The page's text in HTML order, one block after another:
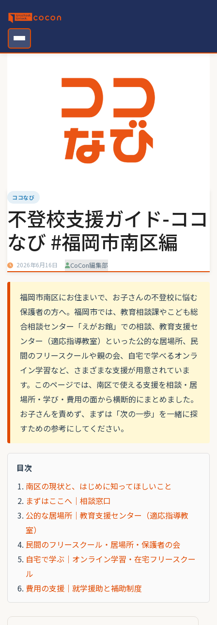
content
ココなび
不登校支援ガイド-ココ
なび #福岡市南区編
2026年6月16日 CoCon編集部
福岡市南区にお住まいで、お子さんの不登校に悩む
保護者の方へ。福岡市では、教育相談課やこども総
合相談センター「えがお館」での相談、教育支援セ
ンター（適応指導教室）といった公的な居場所、民
間のフリースクールや親の会、自宅で学べるオンラ
イン学習など、さまざまな支援が用意されていま
す。このページでは、南区で使える支援を相談・居
場所・学び・費用の面から横断的にまとめました。
お子さんを責めず、まずは「次の一歩」を一緒に探
すための参考にしてください。
目次
南区の現状と、はじめに知ってほしいこと
まずはここへ｜相談窓口
公的な居場所｜教育支援センター（適応指導教
室）
民間のフリースクール・居場所・保護者の会
自宅で学ぶ｜オンライン学習・在宅フリースクー
ル
費用の支援｜就学援助と補助制度